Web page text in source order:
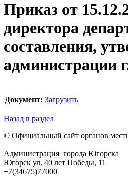
Приказ от
директора
составления,
администрации
Документ: Загрузить
Назад в раздел
© Официальный сайт органов
Администрация города Югорска
Югорск ул. 40 лет Победы, 11
+7(34675)77000